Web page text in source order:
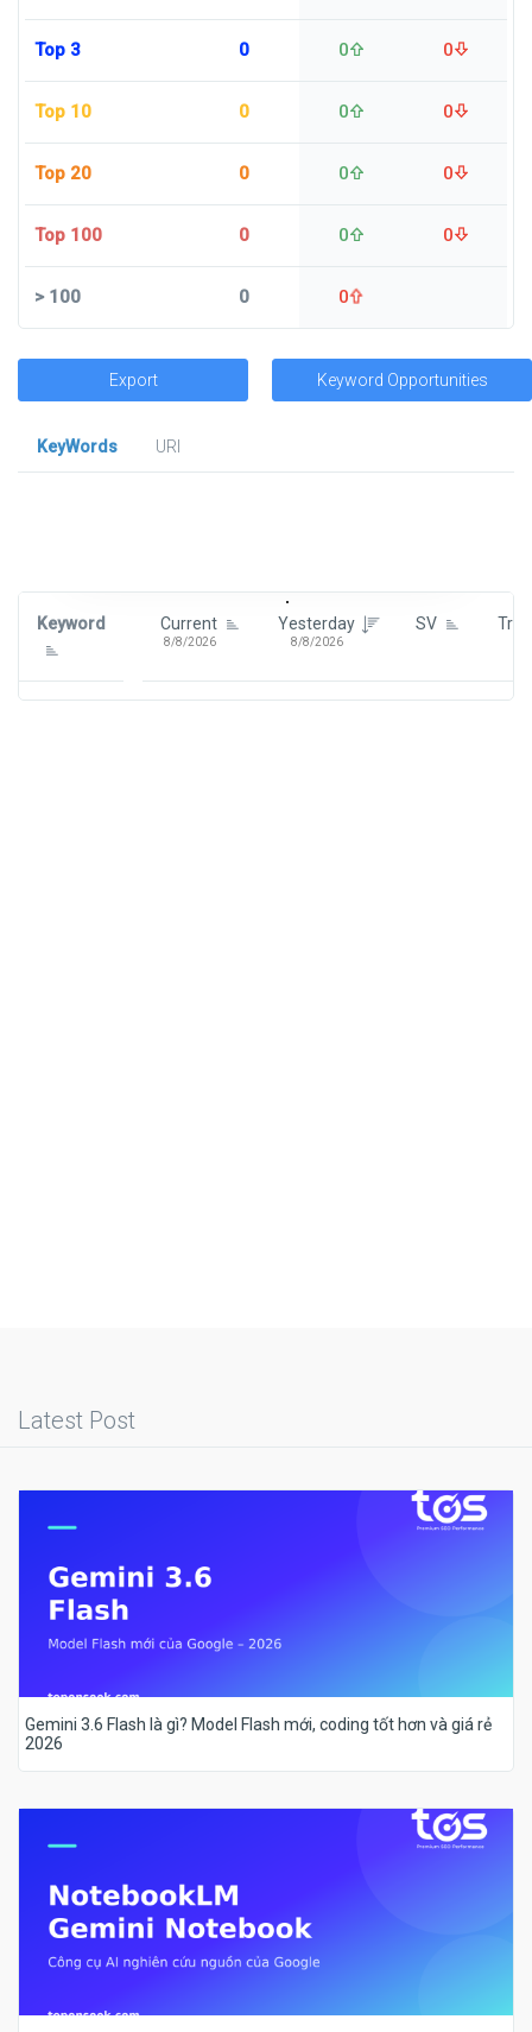
Top 3 0 0 0
Top 10 0 0 0
Top 20 0 0 0
Top 100 0 0 0
>100 0 0
Export Keyword Opportunities
KeyWords
URl
Keyword Current
8/8/2026
Yesterday
8/8/2026
SV
Latest Post
Gemini 3.6 Flash là gì? Model Flash mới, coding tốt hơn và giá rẻ
2026